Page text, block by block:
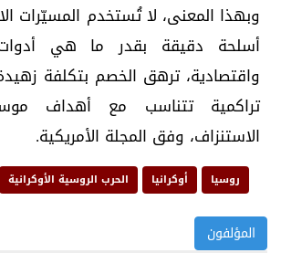
وبهذا المعنى، لا تُستخدم المسيّرات
أسلحة دقيقة بقدر ما هي
واقتصادية، ترهق الخصم بتكلفة
تراكمية تتناسب مع أهداف
الاستنزاف، وفق المجلة الأمريكية.
روسيا أوكرانيا الحرب الروسية الأوكرانية
المؤلفون